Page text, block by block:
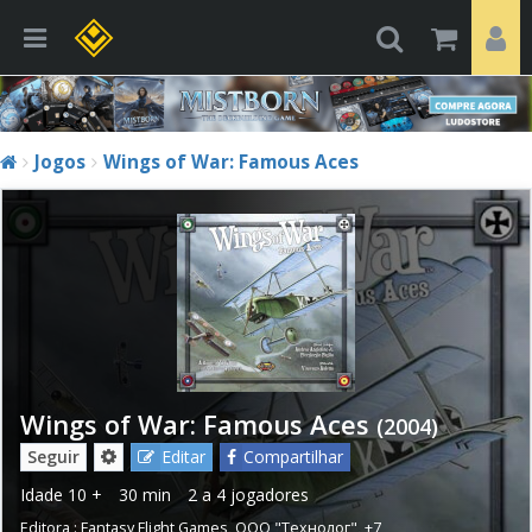
Jogos Wings of War: Famous Aces
Wings of War: Famous Aces (2004)
Seguir Editar
Compartilhar
Idade 10 + 30 min 2 a 4 jogadores
Editora : Fantasy Flight Games,ООО "Технолог",+7